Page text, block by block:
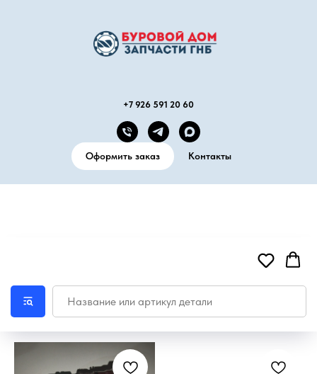
+7 926 591 20 60
Оформить заказ Контакты